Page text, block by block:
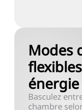
Modes
énergie
Basculez
chambre